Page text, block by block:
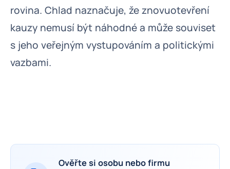
rovina. Chlad naznačuje, že znovuotevření
kauzy nemusí být náhodné a může souviset
s jeho veřejným vystupováním a politickými
vazbami.
Ověřte si osobu nebo firmu